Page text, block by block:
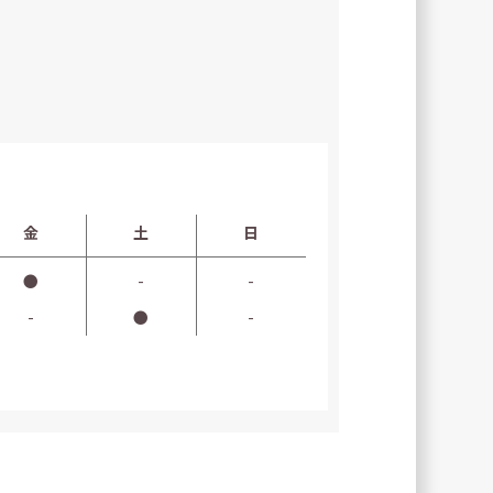
金 土 日
● -
-
- ● -